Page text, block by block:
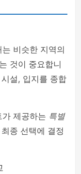
비슷한 지역의
것이 중요합니
설, 입지를 종합
제공하는 특별
종 선택에 결정